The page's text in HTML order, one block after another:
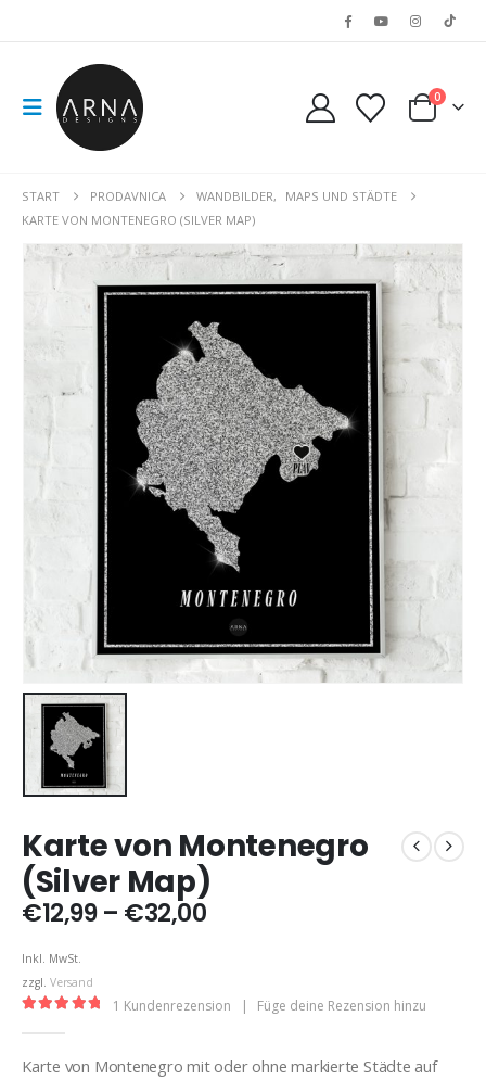
0
START PRODAVNICA WANDBILDER,
MAPS UND STÄDTE
KARTE VON MONTENEGRO (SILVER MAP)
Karte von Montenegro
(Silver Map)
€12,99 – €32,00Preisspanne:
Inkl. MwSt.
zzgl. Versand
1 Kundenrezension | Füge deine Rezension hinzu
Karte von Montenegro mit oder ohne markierte Städte auf